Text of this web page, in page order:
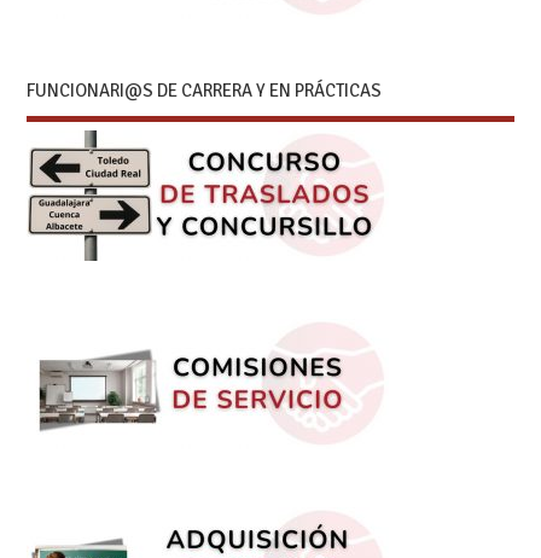
FUNCIONARI@S DE CARRERA Y EN PRÁCTICAS